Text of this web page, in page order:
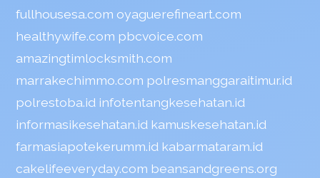
fullhousesa.com oyaguerefineart.com
healthywife.com pbcvoice.com
amazingtimlocksmith.com
marrakechimmo.com polresmanggaraitimur.id
polrestoba.id infotentangkesehatan.id
informasikesehatan.id kamuskesehatan.id
farmasiapotekerumm.id kabarmataram.id
cakelifeeveryday.com beansandgreens.org